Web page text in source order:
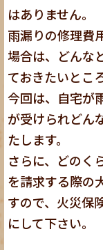
はありません。
雨漏りの修理費
場合は、どんな
ておきたいとこ
今回は、自宅が
が受けられどん
たします。
さらに、どのく
を請求する際の
すので、火災保
にして下さい。